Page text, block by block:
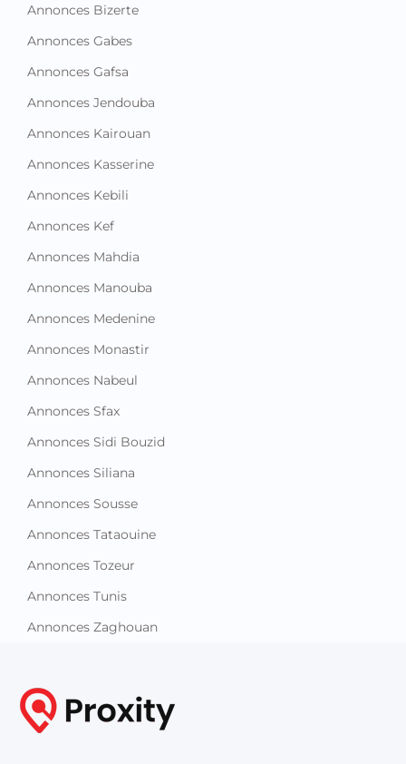
Annonces Bizerte
Annonces Gabes
Annonces Gafsa
Annonces Jendouba
Annonces Kairouan
Annonces Kasserine
Annonces Kebili
Annonces Kef
Annonces Mahdia
Annonces Manouba
Annonces Medenine
Annonces Monastir
Annonces Nabeul
Annonces Sfax
Annonces Sidi Bouzid
Annonces Siliana
Annonces Sousse
Annonces Tataouine
Annonces Tozeur
Annonces Tunis
Annonces Zaghouan